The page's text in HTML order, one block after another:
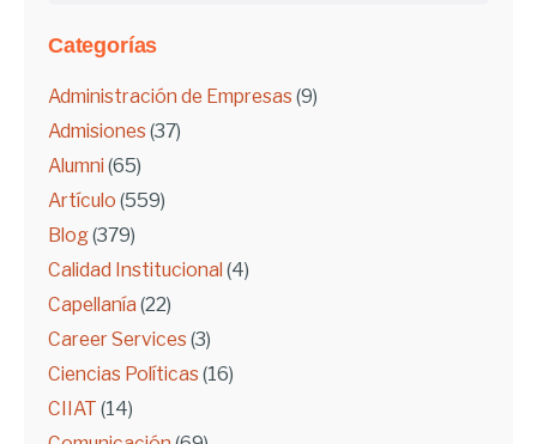
Categorías
Administración de Empresas (9)
Admisiones (37)
Alumni (65)
Artículo (559)
Blog(379)
Calidad Institucional (4)
Capellanía (22)
Career Services (3)
Ciencias Políticas (16)
CIIAT (14)